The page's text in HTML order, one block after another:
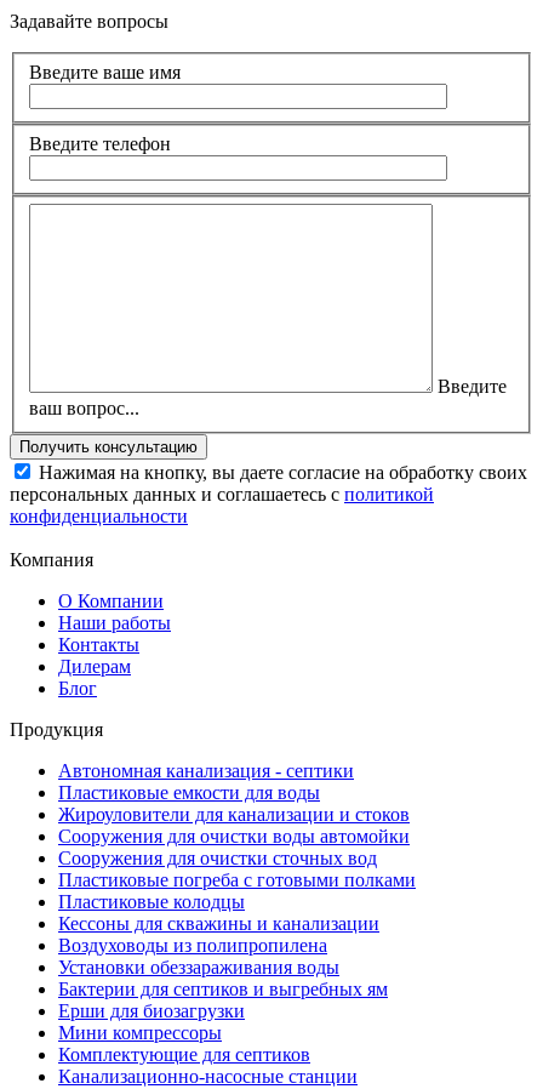
Задавайте вопросы
Введите ваше имя
Введите телефон
Введите
ваш вопрос...
Нажимая на кнопку, вы даете согласие на обработку своих
персональных данных и соглашаетесь с политикой
конфиденциальности
Компания
О Компании
Наши работы
Контакты
Дилерам
Блог
Продукция
Автономная канализация - септики
Пластиковые емкости для воды
Жироуловители для канализации и стоков
Сооружения для очистки воды автомойки
Сооружения для очистки сточных вод
Пластиковые погреба с готовыми полками
Пластиковые колодцы
Кессоны для скважины и канализации
Воздуховоды из полипропилена
Установки обеззараживания воды
Бактерии для септиков и выгребных ям
Ерши для биозагрузки
Мини компрессоры
Комплектующие для септиков
Канализационно-насосные станции